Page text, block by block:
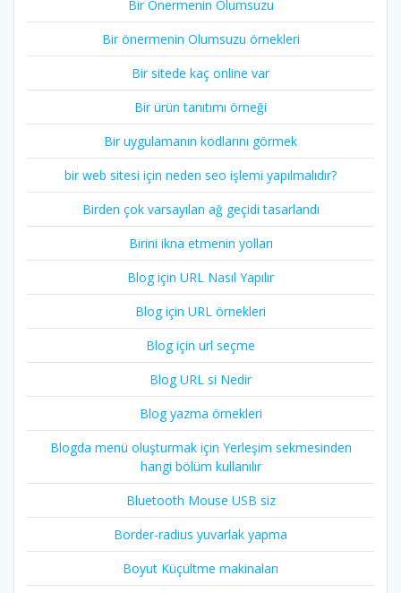
Bir Önermenin Olumsuzu
Bir önermenin Olumsuzu örnekleri
Bir sitede kaç online var
Bir ürün tanıtımı örneği
Bir uygulamanın kodlarını görmek
bir web sitesi için neden seo işlemi yapılmalıdır?
Birden çok varsayılan ağ geçidi tasarlandı
Birini ikna etmenin yolları
Blog için URL Nasıl Yapılır
Blog için URL örnekleri
Blog için url seçme
Blog URL si Nedir
Blog yazma örnekleri
Blogda menü oluşturmak için Yerleşim sekmesinden
hangi bölüm kullanılır
Bluetooth Mouse USB siz
Border-radius yuvarlak yapma
Boyut Küçültme makinaları